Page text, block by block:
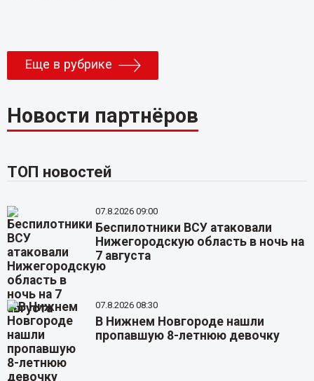
Еще в рубрике
Новости партнёров
ТОП новостей
07.8.2026 09:00
Беспилотники ВСУ атаковали
Нижегородскую область в ночь на
7 августа
07.8.2026 08:30
В Нижнем Новгороде нашли
пропавшую 8-летнюю девочку